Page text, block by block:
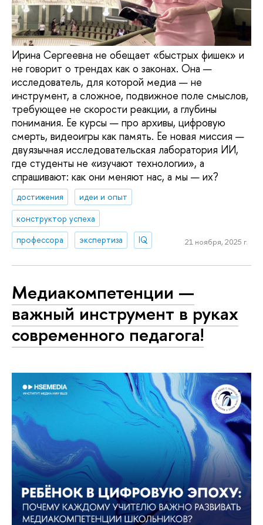
Ирина Сергеевна не обещает «быстрых фишек» и
не говорит о трендах как о законах. Она —
исследователь, для которой медиа — не
инструмент, а сложное, подвижное поле смыслов,
требующее не скорости реакции, а глубины
понимания. Ее курсы — про архивы, цифровую
смерть, видеоигры как память. Ее новая миссия —
двуязычная исследовательская лаборатория ИИ,
где студенты не «изучают технологии», а
спрашивают: как они меняют нас, а мы — их?
достижения
идеи и опыт
конструктор успеха
профессора
экспертиза IQ 21 ноября, 2025 г.
Медиакомпетенции —
важный инструмент в руках
современного педагога!